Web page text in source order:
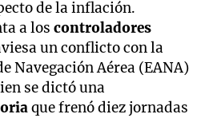
de la inflación.
a loscontroladores
un conflicto con la
Navegación Aérea (EANA)
se dictó una
que frenó diez jornadas